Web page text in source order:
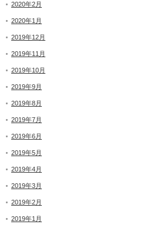
2020年2月
2020年1月
2019年12月
2019年11月
2019年10月
2019年9月
2019年8月
2019年7月
2019年6月
2019年5月
2019年4月
2019年3月
2019年2月
2019年1月